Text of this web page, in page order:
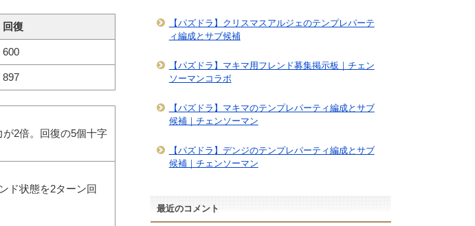
回復
600
897
2倍。回復の5個十字
ド状態を2ターン回
【パズドラ】クリスマスアルジェのテンプレパーテ
ィ編成とサブ候補
【パズドラ】マキマ用フレンド募集掲示板｜チェン
ソーマンコラボ
【パズドラ】マキマのテンプレパーティ編成とサブ
候補｜チェンソーマン
【パズドラ】デンジのテンプレパーティ編成とサブ
候補｜チェンソーマン
最近のコメント